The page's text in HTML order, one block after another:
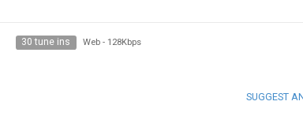
30 tune ins Web - 128Kbps
SUGGEST